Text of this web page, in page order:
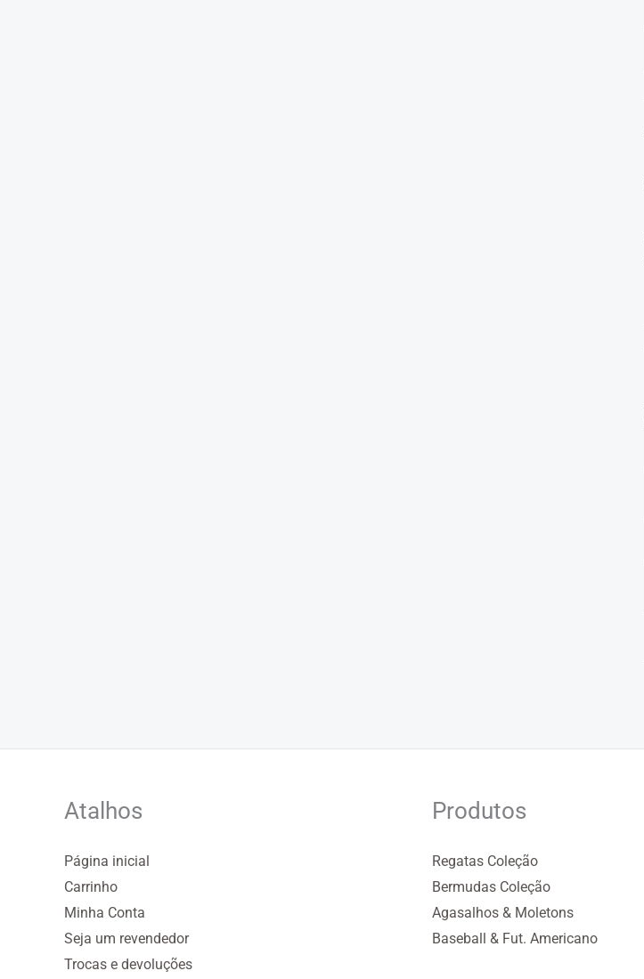
Atalhos
Página inicial
Carrinho
Minha Conta
Seja um revendedor
Trocas e devoluções
Produtos
Regatas Coleção
Bermudas Coleção
Agasalhos & Moletons
Baseball & Fut. Americano